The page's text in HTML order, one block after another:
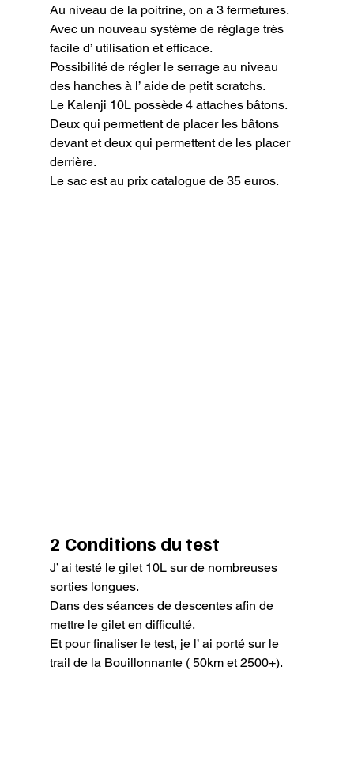
Au niveau de la poitrine, on a 3 fermetures.
Avec un nouveau système de réglage très
facile d’ utilisation et efficace.
Possibilité de régler le serrage au niveau
des hanches à l’ aide de petit scratchs.
Le Kalenji 10L possède 4 attaches bâtons.
Deux qui permettent de placer les bâtons
devant et deux qui permettent de les placer
derrière.
Le sac est au prix catalogue de 35 euros.
2 Conditions du test
J’ ai testé le gilet 10L sur de nombreuses
sorties longues.
Dans des séances de descentes afin de
mettre le gilet en difficulté.
Et pour finaliser le test, je l’ ai porté sur le
trail de la Bouillonnante ( 50km et 2500+).